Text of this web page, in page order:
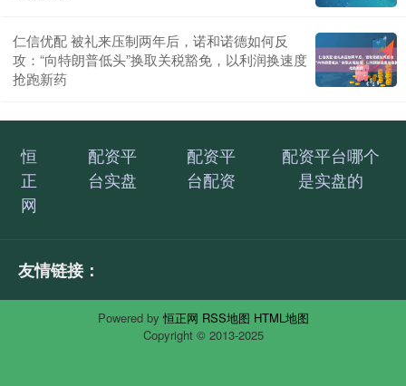
仁信优配 被礼来压制两年后，诺和诺德如何反
攻：“向特朗普低头”换取关税豁免，以利润换速度
抢跑新药
恒
正
网
配资平
台实盘
配资平
台配资
配资平台哪个
是实盘的
友情链接：
Powered by恒正网 RSS地图 HTML地图
Copyright © 2013-2025